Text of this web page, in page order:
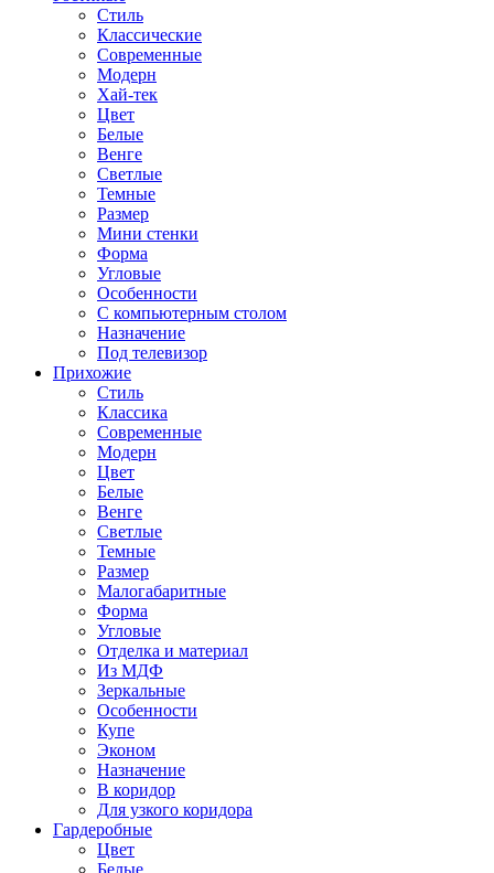
Стиль
Классические
Современные
Модерн
Хай-тек
Цвет
Белые
Венге
Светлые
Темные
Размер
Мини стенки
Форма
Угловые
Особенности
С компьютерным столом
Назначение
Под телевизор
Прихожие
Стиль
Классика
Современные
Модерн
Цвет
Белые
Венге
Светлые
Темные
Размер
Малогабаритные
Форма
Угловые
Отделка и материал
Из МДФ
Зеркальные
Особенности
Купе
Эконом
Назначение
В коридор
Для узкого коридора
Гардеробные
Цвет
Белые